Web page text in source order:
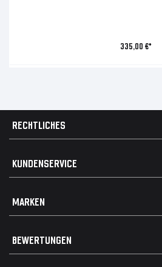
335,00 €*
RECHTLICHES
Widerrufsrecht
Vertrag widerrufen
Elektro- / Altteilentsorgung
KUNDENSERVICE
MARKEN
BEWERTUNGEN